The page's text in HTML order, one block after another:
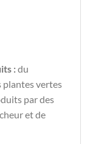
:du
plantes vertes
par des
et de